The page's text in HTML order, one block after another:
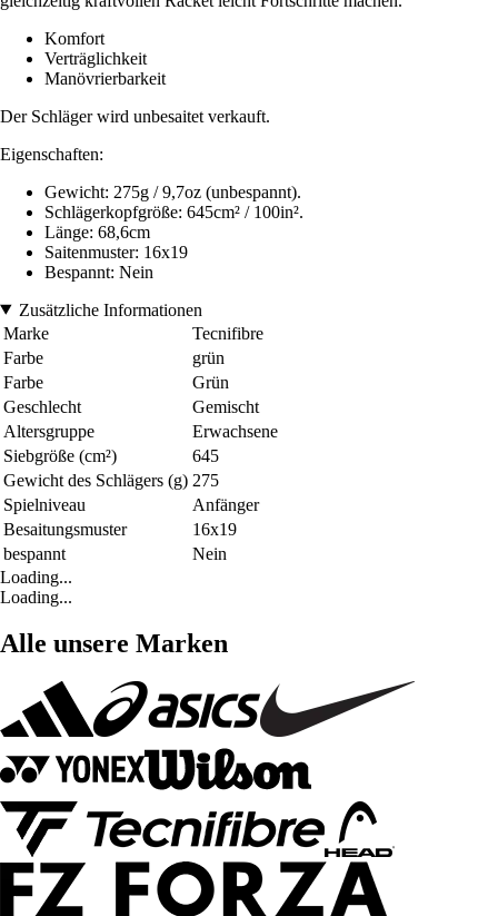
Komfort
Verträglichkeit
Manövrierbarkeit
Der Schläger wird unbesaitet verkauft.
Eigenschaften:
Gewicht: 275g / 9,7oz (unbespannt).
Schlägerkopfgröße: 645cm² / 100in².
Länge: 68,6cm
Saitenmuster: 16x19
Bespannt: Nein
Zusätzliche Informationen
Marke
Tecnifibre
Farbe
grün
Farbe
Grün
Geschlecht
Gemischt
Altersgruppe
Erwachsene
Siebgröße (cm²)
645
Gewicht des Schlägers (g) 275
Spielniveau
Anfänger
Besaitungsmuster
16x19
bespannt
Nein
Loading...
Loading...
Alle unsere Marken